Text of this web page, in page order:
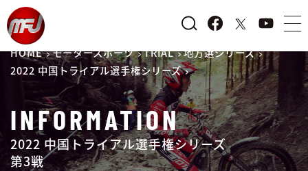
HOME モータースポーツ TRIAL
地方選シリーズ
2022 中国トライアル選手権シリーズ
INFORMATION
2022 中国トライアル選手権シリーズ
第3戦